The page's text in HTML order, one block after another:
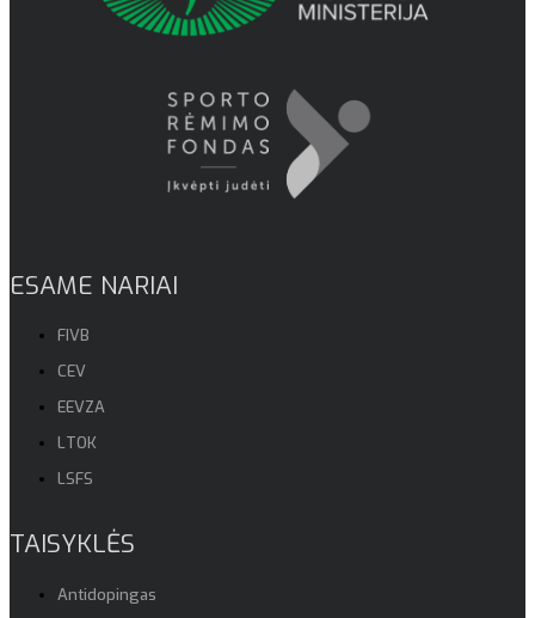
ESAME NARIAI
FIVB
CEV
EEVZA
LTOK
LSFS
TAISYKLĖS
Antidopingas